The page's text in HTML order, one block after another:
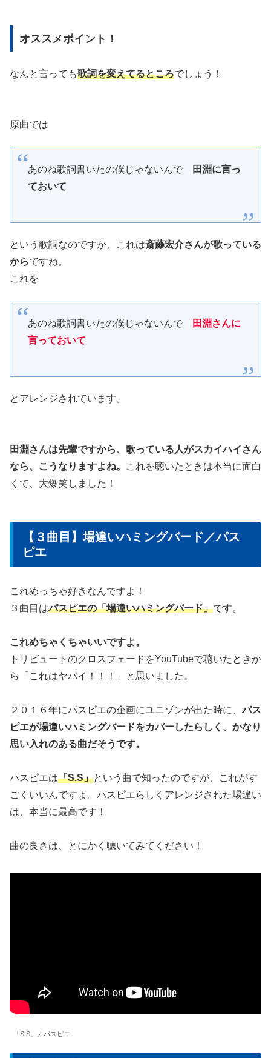
オススメポイント！
なんと言っても歌詞を変えてるところでしょう！
原曲では
あのね歌詞書いたの僕じゃないんで
田淵に言っ
ておいて
という歌詞なのですが、これは斎藤宏介さんが歌っている
からですね。
これを
あのね歌詞書いたの僕じゃないんで
田淵さんに
言っておいて
とアレンジされています。
田淵さんは先輩ですから、歌っている人がスカイハイさん
なら、こうなりますよね。
これを聴いたときは本当に面白
くて、大爆笑しました！
【３曲目】場違いハミングバード／パス
ピエ
これめっちゃ好きなんですよ！
３曲目はパスピエの「場違いハミングバード」です。
これめちゃくちゃいいですよ。
トリビュートのクロスフェードをYouTubeで聴いたときか
ら「これはヤバイ！！！」と思いました。
２０１６年にパスピエの企画にユニゾンが出た時に、パス
ピエが場違いハミングバードをカバーしたらしく、かなり
思い入れのある曲だそうです。
パスピエは「S.S」という曲で知ったのですが、これがす
ごくいいんですよ。パスピエらしくアレンジされた場違い
は、本当に最高です！
曲の良さは、とにかく聴いてみてください！
「S.S」／パスピエ